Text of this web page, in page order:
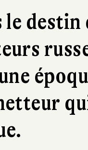
destin